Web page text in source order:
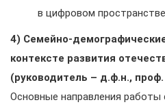
в цифровом пространстве
4) Семейно-
контексте развития
(руководитель – д.ф.н.,
Основные направления работы